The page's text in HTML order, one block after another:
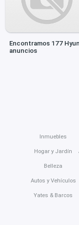
Encontramos 177
anuncios
Inmuebles
Hogar y Jardín
Belleza
Autos y Vehículos
Yates & Barcos